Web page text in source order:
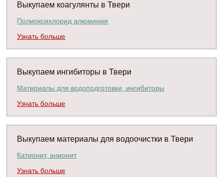
Выкупаем коагулянты в Твери
Полиоксихлорид алюминия
Узнать больше
Выкупаем ингибиторы в Твери
Материалы для водоподготовки, ингибиторы
Узнать больше
Выкупаем материалы для водоочистки в Твери
Катионит, анионит
Узнать больше